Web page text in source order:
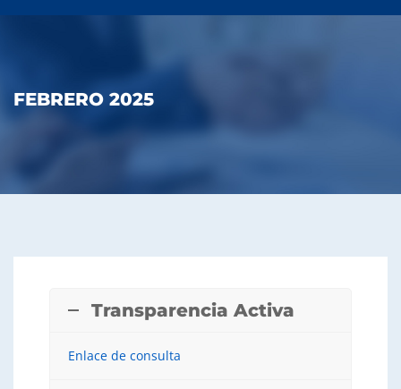
FEBRERO 2025
Transparencia Activa
Enlace de consulta